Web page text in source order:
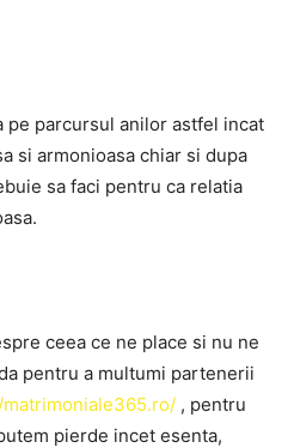
pe parcursul anilor astfel incat
si armonioasa chiar si dupa
sa faci pentru ca relatia
ceea ce ne place si nu ne
pentru a multumi partenerii
, pentru
pierde incet esenta,